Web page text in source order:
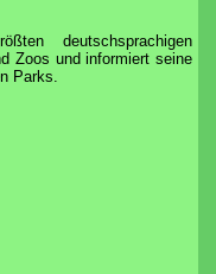
deutschsprachigen
Zoos und informiert seine
Parks.